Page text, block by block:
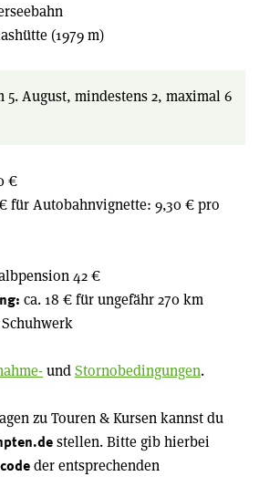
(1979 m)
5. August, mindestens 2, maximal 6
€
für Autobahnvignette: 9,30 € pro
42 €
ca. 18 € für ungefähr 270 km
undStornobedingungen.
zu Touren & Kursen kannst du
stellen. Bitte gib hierbei
der entsprechenden